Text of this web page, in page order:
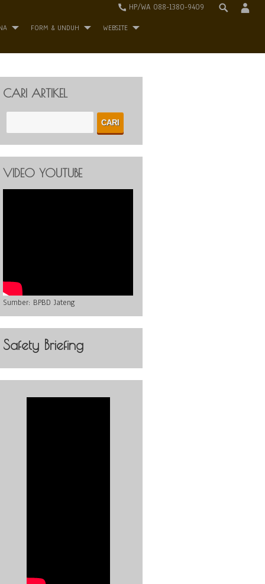
HP/WA 088-1380-9409
FORM & UNDUH WEBSITE
CARI ARTIKEL
VIDEO YOUTUBE
Sumber: BPBD Jateng
Safety Briefing